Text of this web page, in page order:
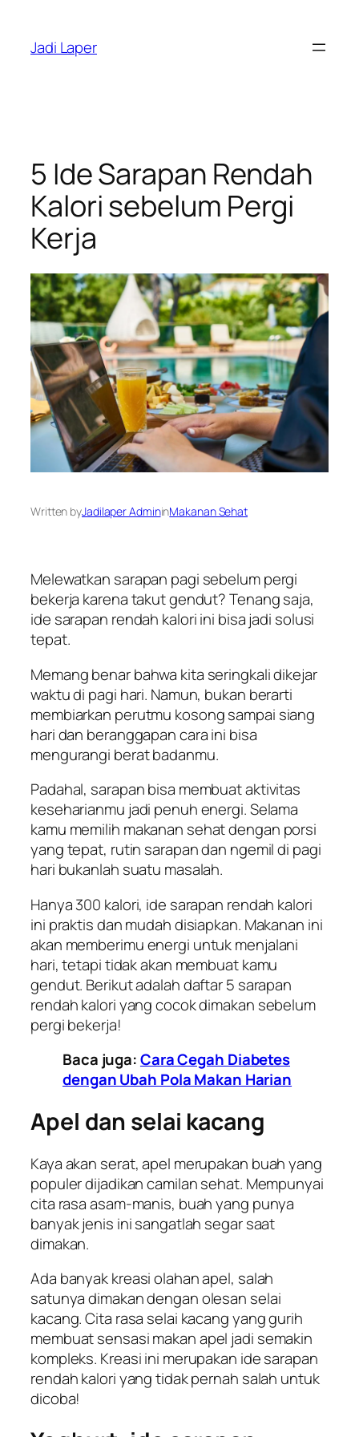
content
Jadi Laper
5 Ide Sarapan Rendah
Kalori sebelum Pergi
Kerja
Written byJadilaper AdmininMakanan Sehat
Melewatkan sarapan pagi sebelum pergi
bekerja karena takut gendut? Tenang saja,
ide sarapan rendah kalori ini bisa jadi solusi
tepat.
Memang benar bahwa kita seringkali dikejar
waktu di pagi hari. Namun, bukan berarti
membiarkan perutmu kosong sampai siang
hari dan beranggapan cara ini bisa
mengurangi berat badanmu.
Padahal, sarapan bisa membuat aktivitas
keseharianmu jadi penuh energi. Selama
kamu memilih makanan sehat dengan porsi
yang tepat, rutin sarapan dan ngemil di pagi
hari bukanlah suatu masalah.
Hanya 300 kalori, ide sarapan rendah kalori
ini praktis dan mudah disiapkan. Makanan ini
akan memberimu energi untuk menjalani
hari, tetapi tidak akan membuat kamu
gendut. Berikut adalah daftar 5 sarapan
rendah kalori yang cocok dimakan sebelum
pergi bekerja!
Baca juga:Cara Cegah Diabetes
dengan Ubah Pola Makan Harian
Apel dan selai kacang
Kaya akan serat, apel merupakan buah yang
populer dijadikan camilan sehat. Mempunyai
cita rasa asam-manis, buah yang punya
banyak jenis ini sangatlah segar saat
dimakan.
Ada banyak kreasi olahan apel, salah
satunya dimakan dengan olesan selai
kacang. Cita rasa selai kacang yang gurih
membuat sensasi makan apel jadi semakin
kompleks. Kreasi ini merupakan ide sarapan
rendah kalori yang tidak pernah salah untuk
dicoba!